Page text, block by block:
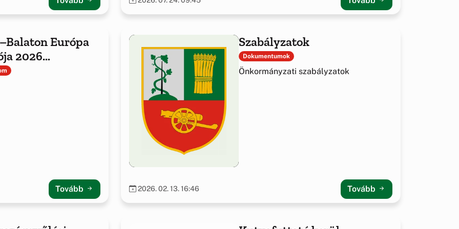
Európa
2026
Tovább
Szabályzatok
Dokumentumok
Önkormányzati szabályzatok
2026. 02. 13. 16:46 Tovább